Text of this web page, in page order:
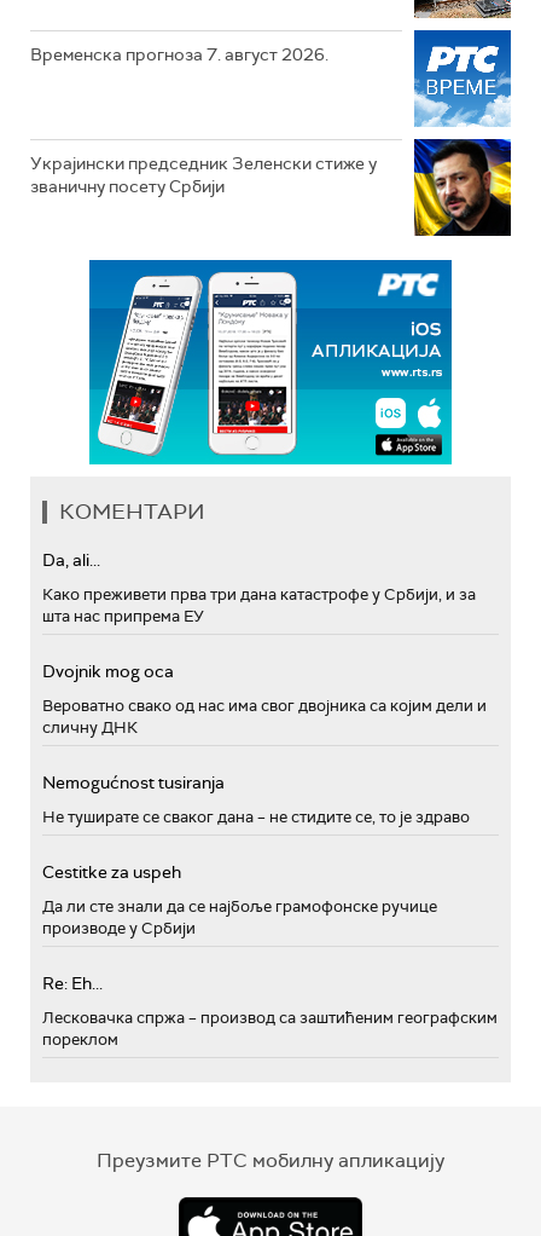
Временска прогноза 7. август 2026.
Украјински председник Зеленски стиже у
званичну посету Србији
КОМЕНТАРИ
Da, ali...
Како преживети прва три дана катастрофе у Србији, и за
шта нас припрема ЕУ
Dvojnik mog oca
Вероватно свако од нас има свог двојника са којим дели и
сличну ДНК
Nemogućnost tusiranja
Не туширате се сваког дана – не стидите се, то је здраво
Cestitke za uspeh
Да ли сте знали да се најбоље грамофонске ручице
производе у Србији
Re: Eh...
Лесковачка спржа – производ са заштићеним географским
пореклом
Преузмите РТС мобилну апликацију